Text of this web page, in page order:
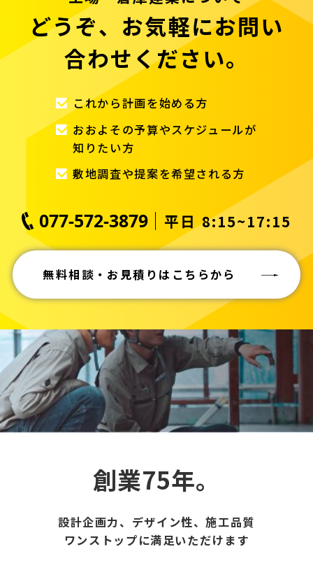
どうぞ、お気軽にお問い
合わせください。
これから計画を始める方
おおよその予算やスケジュールが
知りたい方
敷地調査や提案を希望される方
077-572-3879 平日 8:15~17:15
無料相談・お見積りはこちらから
創業75年。
設計企画力、デザイン性、施工品質
ワンストップに満足いただけます